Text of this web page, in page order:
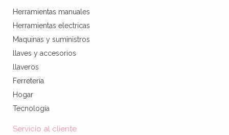
Herramientas manuales
Herramientas electricas
Maquinas y suministros
llaves y accesorios
llaveros
Ferretería
Hogar
Tecnología
Servicio al cliente